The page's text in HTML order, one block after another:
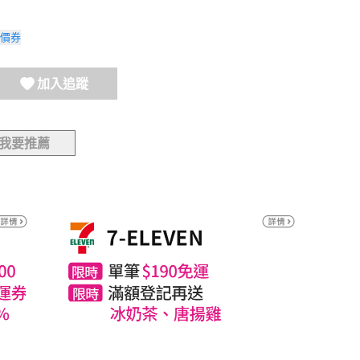
券
加入追蹤
我要推薦